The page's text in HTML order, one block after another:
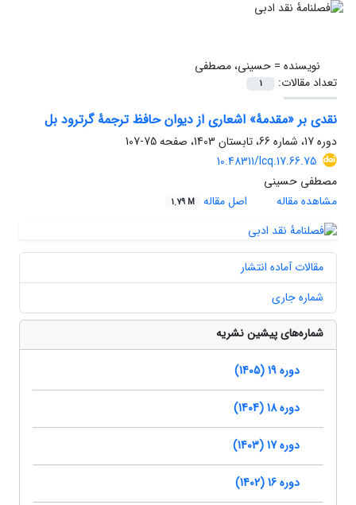
نویسنده =حسینی، مصطفی
تعداد مقالات:
1
نقدی بر «مقدمۀ» اشعاری از دیوان حافظ ترجمۀ گرترود بل
دوره 17، شماره 66، تابستان 1403، صفحه
75-107
10.48311/lcq.17.66.75
مصطفی حسینی
مشاهده مقاله
اصل مقاله 1.79 M
مقالات آماده انتشار
شماره جاری
شماره‌های پیشین نشریه
دوره 19 (1405)
دوره 18 (1404)
دوره 17 (1403)
دوره 16 (1402)